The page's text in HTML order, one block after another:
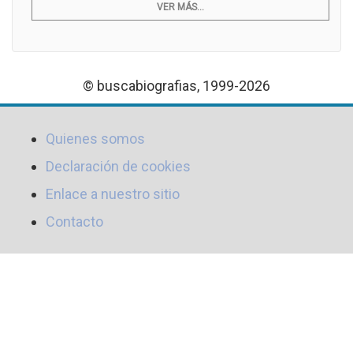
VER MÁS...
© buscabiografias, 1999-2026
Quienes somos
Declaración de cookies
Enlace a nuestro sitio
Contacto